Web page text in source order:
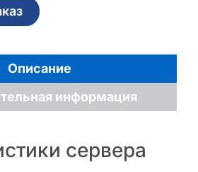
Описание
информация
сервера